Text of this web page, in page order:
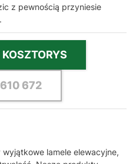
z pewnością przyniesie
672
lamele elewacyjne,